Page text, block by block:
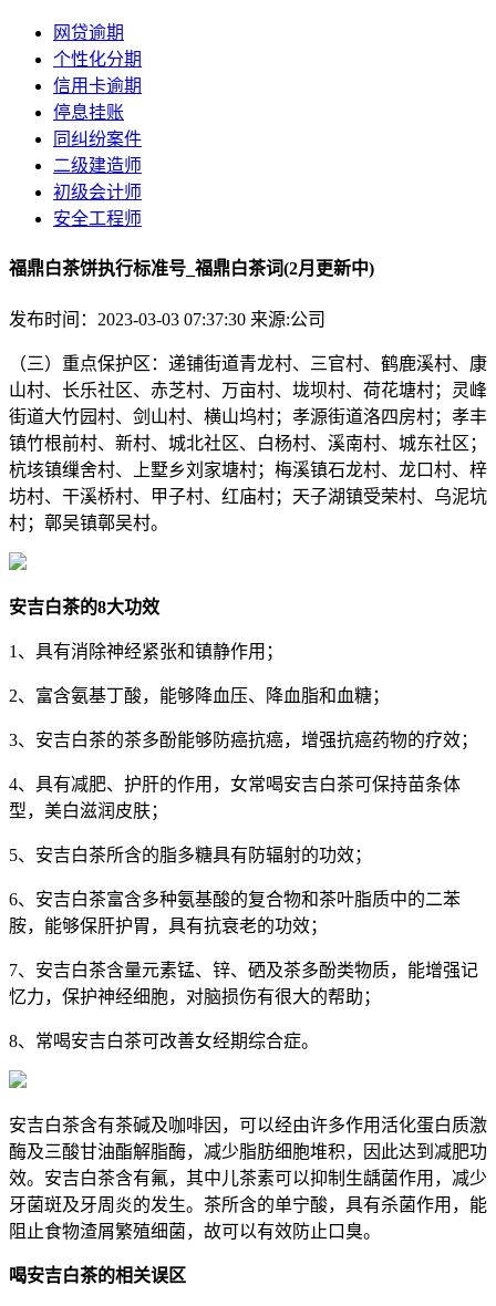
网贷逾期
个性化分期
信用卡逾期
停息挂账
同纠纷案件
二级建造师
初级会计师
安全工程师
福鼎白茶饼执行标准号_福鼎白茶词(2月更新中)
发布时间：2023-03-03 07:37:30 来源:公司
（三）重点保护区：递铺街道青龙村、三官村、鹤鹿溪村、康
山村、长乐社区、赤芝村、万亩村、垅坝村、荷花塘村；灵峰
街道大竹园村、剑山村、横山坞村；孝源街道洛四房村；孝丰
镇竹根前村、新村、城北社区、白杨村、溪南村、城东社区；
杭垓镇缫舍村、上墅乡刘家塘村；梅溪镇石龙村、龙口村、梓
坊村、干溪桥村、甲子村、红庙村；天子湖镇受荣村、乌泥坑
村；鄣吴镇鄣吴村。
安吉白茶的8大功效
1、具有消除神经紧张和镇静作用；
2、富含氨基丁酸，能够降血压、降血脂和血糖；
3、安吉白茶的茶多酚能够防癌抗癌，增强抗癌药物的疗效；
4、具有减肥、护肝的作用，女常喝安吉白茶可保持苗条体
型，美白滋润皮肤；
5、安吉白茶所含的脂多糖具有防辐射的功效；
6、安吉白茶富含多种氨基酸的复合物和茶叶脂质中的二苯
胺，能够保肝护胃，具有抗衰老的功效；
7、安吉白茶含量元素锰、锌、硒及茶多酚类物质，能增强记
忆力，保护神经细胞，对脑损伤有很大的帮助；
8、常喝安吉白茶可改善女经期综合症。
安吉白茶含有茶碱及咖啡因，可以经由许多作用活化蛋白质激
酶及三酸甘油酯解脂酶，减少脂肪细胞堆积，因此达到减肥功
效。安吉白茶含有氟，其中儿茶素可以抑制生龋菌作用，减少
牙菌斑及牙周炎的发生。茶所含的单宁酸，具有杀菌作用，能
阻止食物渣屑繁殖细菌，故可以有效防止口臭。
喝安吉白茶的相关误区